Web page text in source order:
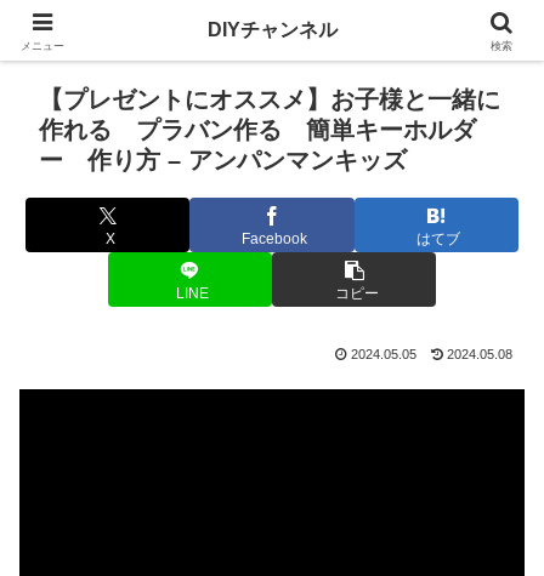
【プレゼントにオススメ】お子様と一緒に
作れる プラバン作る 簡単キーホルダ
ー 作り方 – アンパンマンキッズ
X Facebook はてブ
LINE コピー
2024.05.05 2024.05.08
メニュー
DIYチャンネル
検索